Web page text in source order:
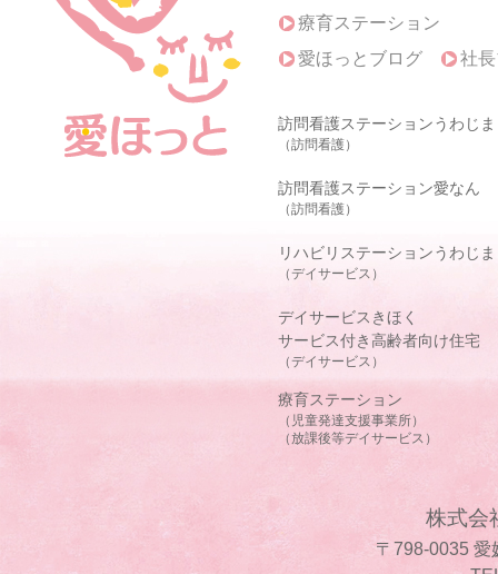
療育ステーション
愛ほっとブログ
社
訪問看護ステーションうわじま
（訪問看護）
訪問看護ステーション愛なん
（訪問看護）
リハビリステーションうわじま
（デイサービス）
デイサービスきほく
サービス付き高齢者向け住宅
（デイサービス）
療育ステーション
（児童発達支援事業所）
（放課後等デイサービス）
株式会
〒798-0035 愛